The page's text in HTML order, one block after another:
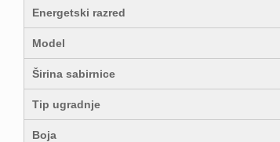
Energetski razred
Model
Širina sabirnice
Tip ugradnje
Boja